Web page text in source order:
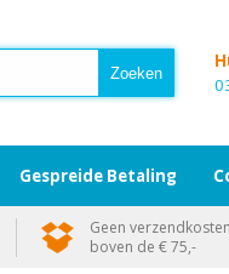
Gespreide Betaling
Geen verzendkosten
boven de € 75,-